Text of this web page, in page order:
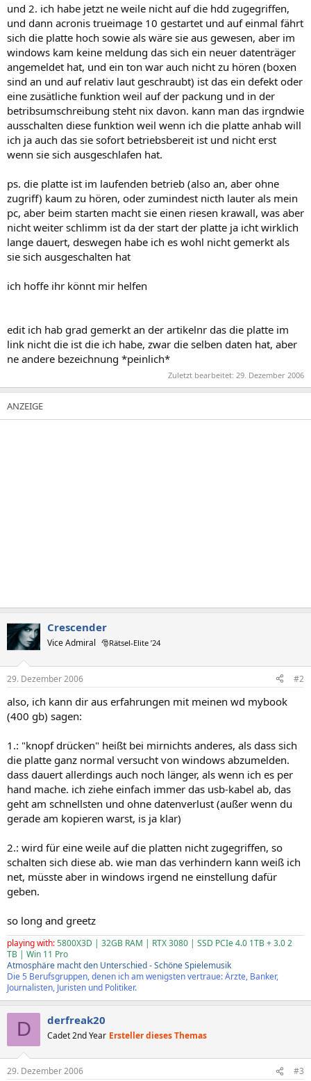
und 2. ich habe jetzt ne weile nicht auf die hdd zugegriffen,
und dann acronis trueimage 10 gestartet und auf einmal fährt
sich die platte hoch sowie als wäre sie aus gewesen, aber im
windows kam keine meldung das sich ein neuer datenträger
angemeldet hat, und ein ton war auch nicht zu hören (boxen
sind an und auf relativ laut geschraubt) ist das ein defekt oder
eine zusätliche funktion weil auf der packung und in der
betribsumschreibung steht nix davon. kann man das irgndwie
ausschalten diese funktion weil wenn ich die platte anhab will
ich ja auch das sie sofort betriebsbereit ist und nicht erst
wenn sie sich ausgeschlafen hat.
ps. die platte ist im laufenden betrieb (also an, aber ohne
zugriff) kaum zu hören, oder zumindest nicth lauter als mein
pc, aber beim starten macht sie einen riesen krawall, was aber
nicht weiter schlimm ist da der start der platte ja icht wirklich
lange dauert, deswegen habe ich es wohl nicht gemerkt als
sie sich ausgeschalten hat
ich hoffe ihr könnt mir helfen
edit ich hab grad gemerkt an der artikelnr das die platte im
link nicht die ist die ich habe, zwar die selben daten hat, aber
ne andere bezeichnung *peinlich*
Zuletzt bearbeitet: 29. Dezember 2006
Crescender
Vice Admiral 🎅Rätsel-Elite ’24
29. Dezember 2006 #2
also, ich kann dir aus erfahrungen mit meinen wd mybook
(400 gb) sagen:
1.: "knopf drücken" heißt bei mirnichts anderes, als dass sich
die platte ganz normal versucht von windows abzumelden.
dass dauert allerdings auch noch länger, als wenn ich es per
hand mache. ich ziehe einfach immer das usb-kabel ab, das
geht am schnellsten und ohne datenverlust (außer wenn du
gerade am kopieren warst, is ja klar)
2.: wird für eine weile auf die platten nicht zugegriffen, so
schalten sich diese ab. wie man das verhindern kann weiß ich
net, müsste aber in windows irgend ne einstellung dafür
geben.
so long and greetz
playing with:5800X3D | 32GB RAM | RTX 3080 | SSD PCIe 4.0 1TB + 3.0 2
TB | Win 11 Pro
Atmosphäre macht den Unterschied - Schöne Spielemusik
Die 5 Berufsgruppen, denen ich am wenigsten vertraue: Ärzte, Banker,
Journalisten, Juristen und Politiker.
D derfreak20
Cadet 2nd Year Ersteller dieses Themas
29. Dezember 2006 #3